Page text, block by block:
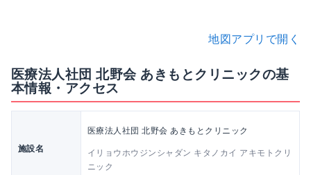
地図アプリで開く
医療法人社団 北野会 あきもとクリニックの基
本情報・アクセス
施設名
医療法人社団 北野会 あきもとクリニック
イリョウホウジンシャダン キタノカイ アキモトクリ
ニック